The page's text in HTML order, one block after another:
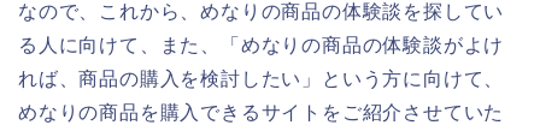
なので、これから、めなりの商品の体験談を探してい
る人に向けて、また、「めなりの商品の体験談がよけ
れば、商品の購入を検討したい」という方に向けて、
めなりの商品を購入できるサイトをご紹介させていた